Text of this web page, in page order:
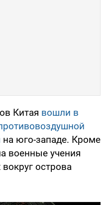
Китая вошли в
на юго-западе. Кроме
военные учения
вокруг острова